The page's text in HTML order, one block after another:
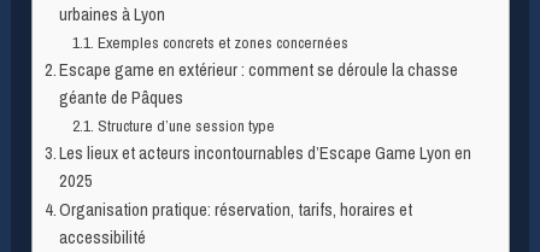
urbaines à Lyon
Exemples concrets et zones concernées
Escape game en extérieur : comment se déroule la chasse
géante de Pâques
Structure d’une session type
Les lieux et acteurs incontournables d’Escape Game Lyon en
2025
Organisation pratique: réservation, tarifs, horaires et
accessibilité